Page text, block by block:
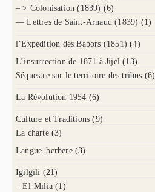
– > Colonisation (1839) (6)
— Lettres de Saint-Arnaud (1839) (1)
l’Expédition des Babors (1851) (4)
L’insurrection de 1871 à Jijel (13)
Séquestre sur le territoire des tribus (6)
La Révolution 1954 (6)
Culture et Traditions (9)
La charte (3)
Langue_berbere (3)
Igilgili (21)
– El-Milia (1)